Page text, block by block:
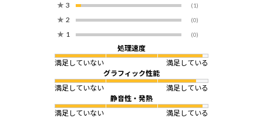
★ 3 (1)
★ 2 (0)
★ 1 (0)
処理速度
満足していない
満足している
グラフィック性能
満足していない
満足している
静音性・発熱
満足していない
満足している